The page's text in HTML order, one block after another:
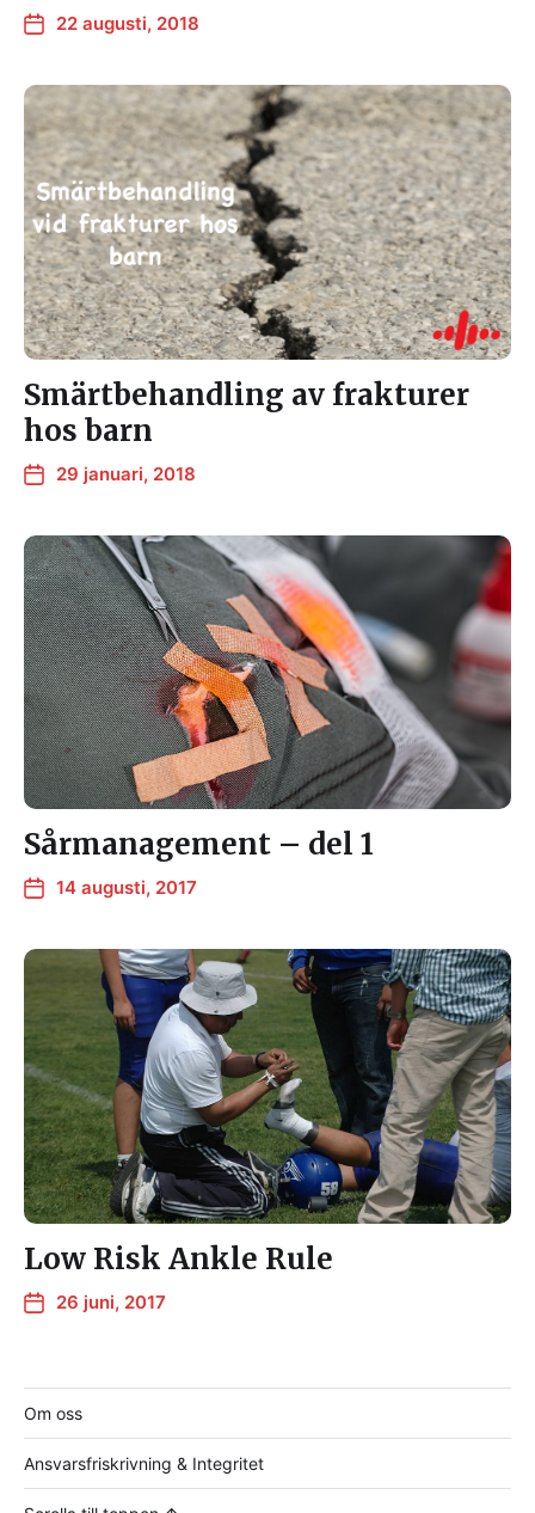
22 augusti, 2018
Smärtbehandling av frakturer
hos barn
29 januari, 2018
Sårmanagement – del 1
14 augusti, 2017
Low Risk Ankle Rule
26 juni, 2017
Om oss
Ansvarsfriskrivning & Integritet